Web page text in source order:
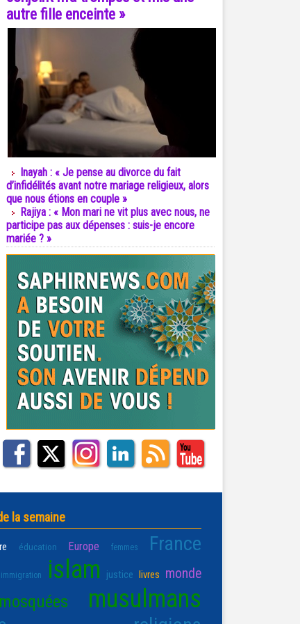
autre fille enceinte »
Inayah : « Je pense au divorce du fait
d’infidélités avant notre mariage religieux, alors
que nous étions en couple »
Rajiya : « Mon mari ne vit plus avec nous, ne
participe pas aux dépenses : suis-je encore
mariée ? »
la semaine
éducation Europe femmes France
immigration islam justice livres monde
mosquées musulmans